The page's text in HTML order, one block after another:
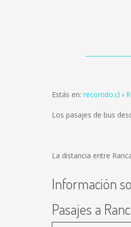
Estás en: recorrido.cl
Los pasajes de bus
La distancia entre
Información
Pasajes a